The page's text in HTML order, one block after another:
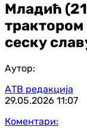
Младић
трактором
сеску
Аутор:
АТВ редакција
29.05.2026 11:07
Коментари: